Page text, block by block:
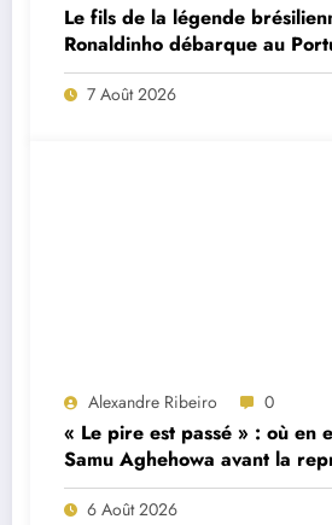
Le fils de la légende
Ronaldinho débarque au
7 Août 2026
Alexandre Ribeiro 0
« Le pire est passé » : où en
Samu Aghehowa avant la
Porto ?
6 Août 2026